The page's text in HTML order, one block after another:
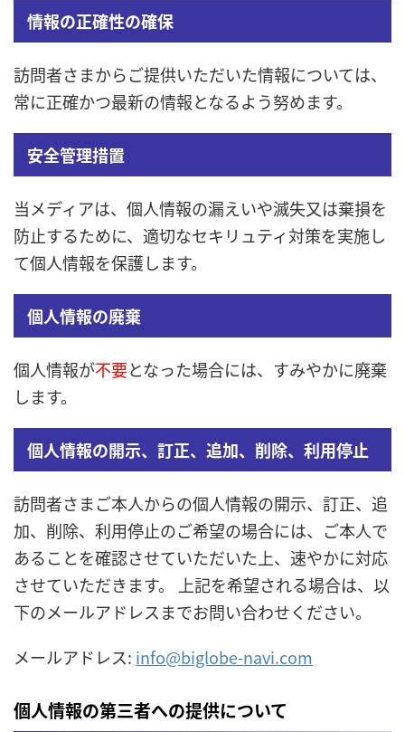
情報の正確性の確保
訪問者さまからご提供いただいた情報については、
常に正確かつ最新の情報となるよう努めます。
安全管理措置
当メディアは、個人情報の漏えいや滅失又は棄損を
防止するために、適切なセキリュティ対策を実施し
て個人情報を保護します。
個人情報の廃棄
個人情報が不要となった場合には、すみやかに廃棄
します。
個人情報の開示、訂正、追加、削除、利用停止
訪問者さまご本人からの個人情報の開示、訂正、追
加、削除、利用停止のご希望の場合には、ご本人で
あることを確認させていただいた上、速やかに対応
させていただきます。 上記を希望される場合は、以
下のメールアドレスまでお問い合わせください。
メールアドレス: info@biglobe-navi.com
個人情報の第三者への提供について